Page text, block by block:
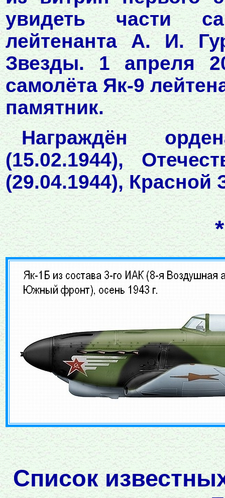
увидеть части
лейтенанта А. И.
Звезды. 1 апреля
самолёта Як-9
памятник.
Награждён
(15.02.1944),
(29.04.1944), Красной
Список